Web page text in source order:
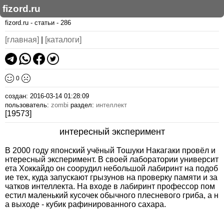
fizord.ru
fizord.ru - статьи - 286
[главная] [каталоги]
0
создан: 2016-03-14 01:28:09
пользователь: zombi раздел: интеллект
[19573]
интересный эксперимент
В 2000 году японский учёный Тошуки Накагаки провёл и
нтересный эксперимент. В своей лаборатории университ
ета Хоккайдо он соорудил небольшой лабиринт на подоб
ие тех, куда запускают грызунов на проверку памяти и за
чатков интеллекта. На входе в лабиринт профессор пом
естил маленький кусочек обычного плесневого гриба, а н
а выходе - кубик рафинированного сахара.